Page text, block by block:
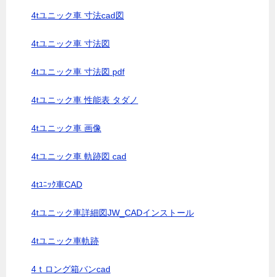
4tユニック車 寸法cad図
4tユニック車 寸法図
4tユニック車 寸法図 pdf
4tユニック車 性能表 タダノ
4tユニック車 画像
4tユニック車 軌跡図 cad
4tﾕﾆｯｸ車CAD
4tユニック車詳細図JW_CADインストール
4tユニック車軌跡
4ｔロング箱バンcad